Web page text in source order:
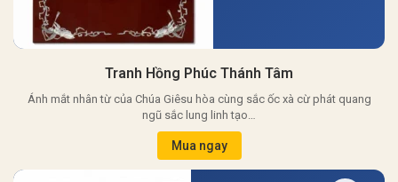
Tranh Hồng Phúc Thánh Tâm
Ánh mắt nhân từ của Chúa Giêsu hòa cùng sắc ốc xà cừ phát quang
ngũ sắc lung linh tạo…
Mua ngay